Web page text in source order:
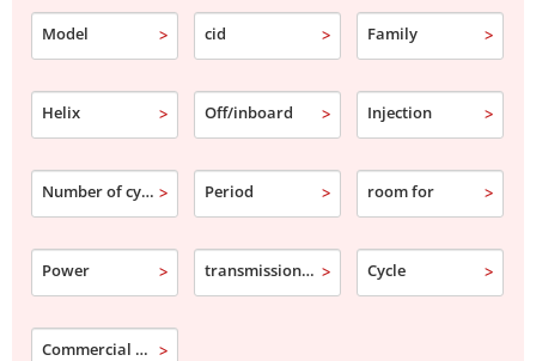
Model cid Family
Helix Off/inboard Injection
Number of cylinder Period room for
Power transmission type Cycle
Commercial designation